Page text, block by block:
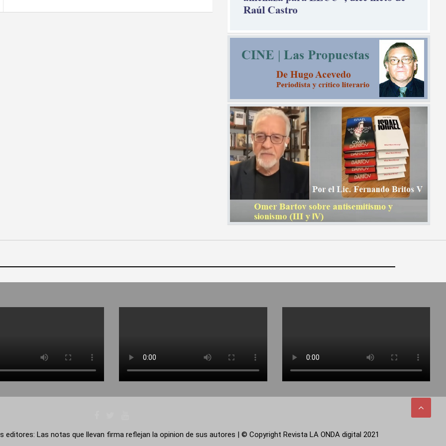
editores: Las notas que llevan firma reflejan la opinion de sus autores | © Copyright Revista LA ONDA digital 2021